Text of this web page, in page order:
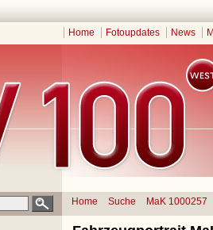
Home Fotoupdates News
Home Suche MaK 1000257